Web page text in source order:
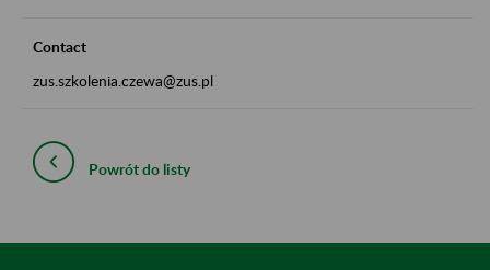
Contact
zus.szkolenia.czewa@zus.pl
Powrót do listy